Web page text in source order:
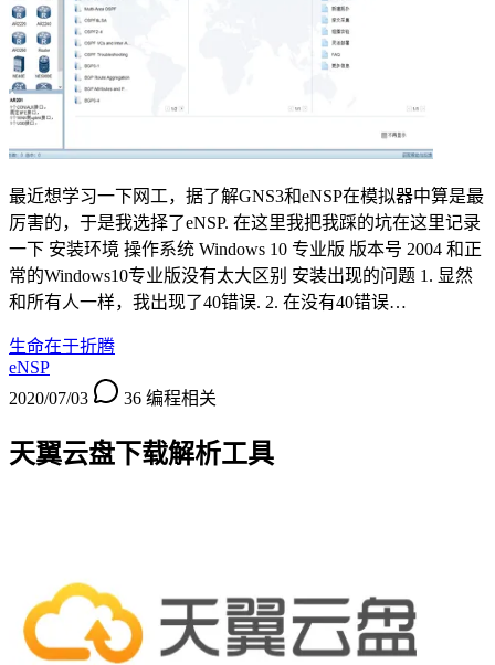
最近想学习一下网工，据了解GNS3和eNSP在模拟器中算是最
厉害的，于是我选择了eNSP. 在这里我把我踩的坑在这里记录
一下 安装环境 操作系统 Windows 10 专业版 版本号 2004 和正
常的Windows10专业版没有太大区别 安装出现的问题 1. 显然
和所有人一样，我出现了40错误. 2. 在没有40错误…
生命在于折腾
eNSP
2020/07/03
36 编程相关
天翼云盘下载解析工具